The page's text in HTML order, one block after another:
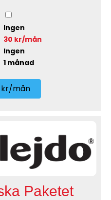
Ingen
30 kr/mån
Ingen
1 månad
kr/mån
Paketet